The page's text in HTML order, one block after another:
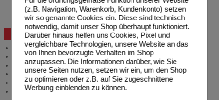
(z.B. Navigation, Warenkorb, Kundenkonto) setzen
wir so genannte Cookies ein. Diese sind technisch
notwendig, damit unser Shop überhaupt funktioniert.
Darüber hinaus helfen uns Cookies, Pixel und
vergleichbare Technologien, unsere Website an das
von Ihnen bevorzugte Verhalten im Shop
anzupassen. Die Informationen darüber, wie Sie
unsere Seiten nutzen, setzen wir ein, um den Shop
zu optimieren oder z.B. auf Sie zugeschnittene
Werbung einblenden zu können.
Problembehebung
Bestellschein
Beratung und Service
Allgemeine Information
Produktberatung
Meldung Arzneimittelrisiken
Zuzahlungsfreie Arzneien
Angebote & Downloads
Newsletter